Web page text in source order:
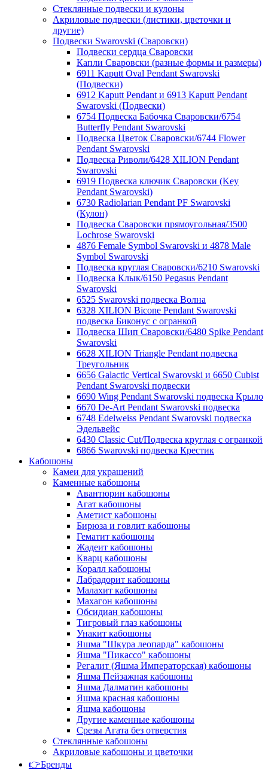
Стеклянные подвески и кулоны
Акриловые подвески (листики, цветочки и
другие)
Подвески Swarovski (Сваровски)
Подвески сердца Сваровски
Капли Сваровски (разные формы и размеры)
6911 Kaputt Oval Pendant Swarovski
(Подвески)
6912 Kaputt Pendant и 6913 Kaputt Pendant
Swarovski (Подвески)
6754 Подвеска Бабочка Сваровски/6754
Butterfly Pendant Swarovski
Подвеска Цветок Сваровски/6744 Flower
Pendant Swarovski
Подвеска Риволи/6428 XILION Pendant
Swarovski
6919 Подвеска ключик Сваровски (Key
Pendant Swarovski)
6730 Radiolarian Pendant PF Swarovski
(Кулон)
Подвеска Сваровски прямоугольная/3500
Lochrose Swarovski
4876 Female Symbol Swarovski и 4878 Male
Symbol Swarovski
Подвеска круглая Сваровски/6210 Swarovski
Подвеска Клык/6150 Pegasus Pendant
Swarovski
6525 Swarovski подвеска Волна
6328 XILION Bicone Pendant Swarovski
подвеска Биконус c огранкой
Подвеска Шип Сваровски/6480 Spike Pendant
Swarovski
6628 XILION Triangle Pendant подвеска
Треугольник
6656 Galactic Vertical Swarovski и 6650 Cubist
Pendant Swarovski подвески
6690 Wing Pendant Swarovski подвеска Крыло
6670 De-Art Pendant Swarovski подвеска
6748 Edelweiss Pendant Swarovski подвеска
Эдельвейс
6430 Classic Cut/Подвеска круглая с огранкой
6866 Swarovski подвеска Крестик
Кабошоны
Камеи для украшений
Каменные кабошоны
Авантюрин кабошоны
Агат кабошоны
Аметист кабошоны
Бирюза и говлит кабошоны
Гематит кабошоны
Жадеит кабошоны
Кварц кабошоны
Коралл кабошоны
Лабрадорит кабошоны
Малахит кабошоны
Махагон кабошоны
Обсидиан кабошоны
Тигровый глаз кабошоны
Унакит кабошоны
Яшма "Шкура леопарда" кабошоны
Яшма "Пикассо" кабошоны
Регалит (Яшма Императорская) кабошоны
Яшма Пейзажная кабошоны
Яшма Далматин кабошоны
Яшма красная кабошоны
Яшма кабошоны
Другие каменные кабошоны
Срезы Агата без отверстия
Стеклянные кабошоны
Акриловые кабошоны и цветочки
👉Бренды